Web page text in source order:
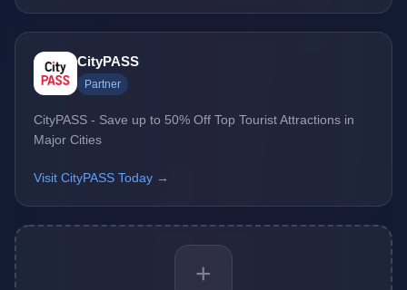
CityPASS
Partner
CityPASS - Save up to 50% Off Top Tourist Attractions in
Major Cities
Visit CityPASS Today →
+